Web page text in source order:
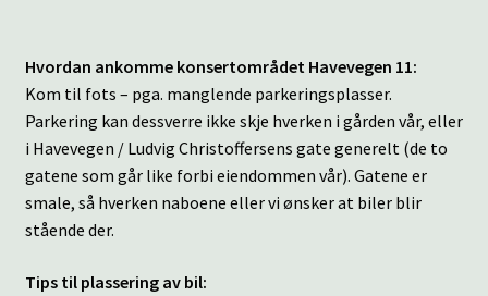
Hvordan ankomme konsertområdet Havevegen 11:
Kom til fots – pga. manglende parkeringsplasser.
Parkering kan dessverre ikke skje hverken i gården vår, eller
i Havevegen / Ludvig Christoffersens gate generelt (de to
gatene som går like forbi eiendommen vår). Gatene er
smale, så hverken naboene eller vi ønsker at biler blir
stående der.
Tips til plassering av bil: